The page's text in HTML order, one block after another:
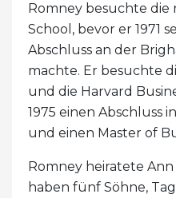
Romney besuchte
School, bevor er 1971
Abschluss an der
machte. Er besuchte
und die Harvard
1975 einen Abschluss
und einen Master of
Romney heiratete Ann
haben fünf Söhne,